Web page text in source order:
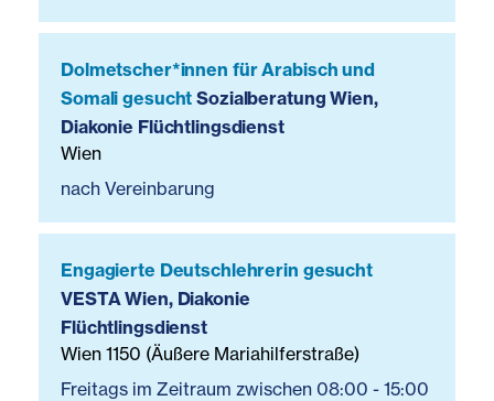
Dolmetscher*innen für Arabisch und
Somali gesuchtSozialberatung Wien,
Diakonie Flüchtlingsdienst
Wien
nach Vereinbarung
Engagierte Deutschlehrerin gesucht
VESTA Wien, Diakonie
Flüchtlingsdienst
Wien 1150 (Äußere Mariahilferstraße)
Freitags im Zeitraum zwischen 08:00 - 15:00